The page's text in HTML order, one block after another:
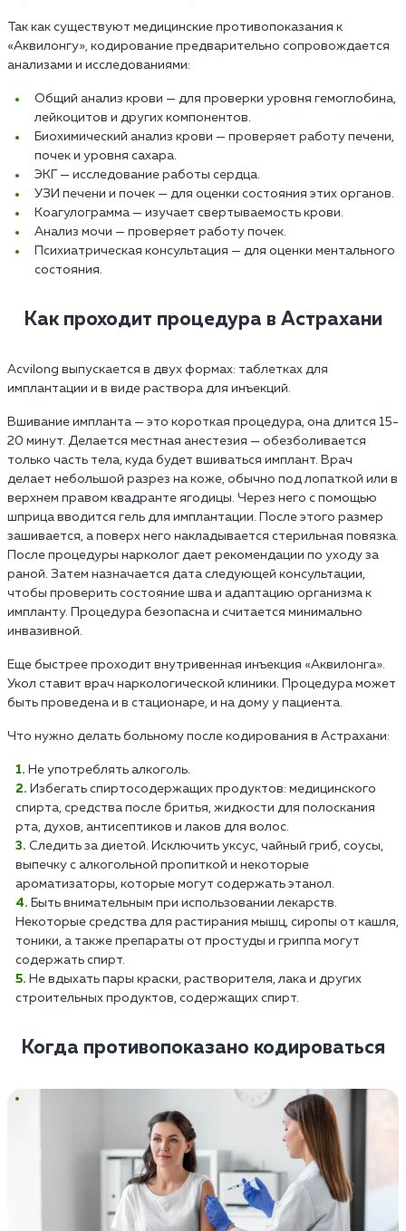
Так как существуют медицинские противопоказания к
«Аквилонгу», кодирование предварительно сопровождается
анализами и исследованиями:
Общий анализ крови — для проверки уровня гемоглобина,
лейкоцитов и других компонентов.
Биохимический анализ крови — проверяет работу печени,
почек и уровня сахара.
ЭКГ — исследование работы сердца.
УЗИ печени и почек — для оценки состояния этих органов.
Коагулограмма — изучает свертываемость крови.
Анализ мочи — проверяет работу почек.
Психиатрическая консультация — для оценки ментального
состояния.
Как проходит процедура в Астрахани
Acvilong выпускается в двух формах: таблетках для
имплантации и в виде раствора для инъекций.
Вшивание импланта — это короткая процедура, она длится 15-
20 минут. Делается местная анестезия — обезболивается
только часть тела, куда будет вшиваться имплант. Врач
делает небольшой разрез на коже, обычно под лопаткой или в
верхнем правом квадранте ягодицы. Через него с помощью
шприца вводится гель для имплантации. После этого размер
зашивается, а поверх него накладывается стерильная повязка.
После процедуры нарколог дает рекомендации по уходу за
раной. Затем назначается дата следующей консультации,
чтобы проверить состояние шва и адаптацию организма к
импланту. Процедура безопасна и считается минимально
инвазивной.
Еще быстрее проходит внутривенная инъекция «Аквилонга».
Укол ставит врач наркологической клиники. Процедура может
быть проведена и в стационаре, и на дому у пациента.
Что нужно делать больному после кодирования в Астрахани:
Не употреблять алкоголь.
Избегать спиртосодержащих продуктов: медицинского
спирта, средства после бритья, жидкости для полоскания
рта, духов, антисептиков и лаков для волос.
Следить за диетой. Исключить уксус, чайный гриб, соусы,
выпечку с алкогольной пропиткой и некоторые
ароматизаторы, которые могут содержать этанол.
Быть внимательным при использовании лекарств.
Некоторые средства для растирания мышц, сиропы от кашля,
тоники, а также препараты от простуды и гриппа могут
содержать спирт.
Не вдыхать пары краски, растворителя, лака и других
строительных продуктов, содержащих спирт.
Когда противопоказано кодироваться